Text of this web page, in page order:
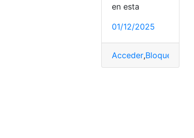
en esta
01/12/2025
Acceder,Bloqueados